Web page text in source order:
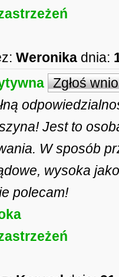
Weronika dnia:
Zgłoś
Jest to
W sposób
wysoka
polecam!